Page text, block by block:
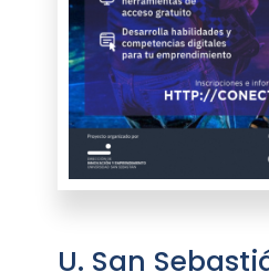
U. San